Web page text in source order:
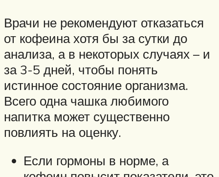
Врачи не рекомендуют отказаться
от кофеина хотя бы за сутки до
анализа, а в некоторых случаях – и
за 3-5 дней, чтобы понять
истинное состояние организма.
Всего одна чашка любимого
напитка может существенно
повлиять на оценку.
Если гормоны в норме, а